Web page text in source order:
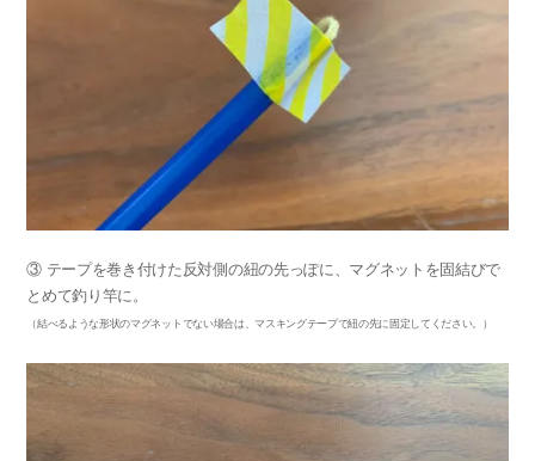
③ テープを巻き付けた反対側の紐の先っぽに、マグネットを固結びで
とめて釣り竿に。
（結べるような形状のマグネットでない場合は、マスキングテープで紐の先に固定してください。）